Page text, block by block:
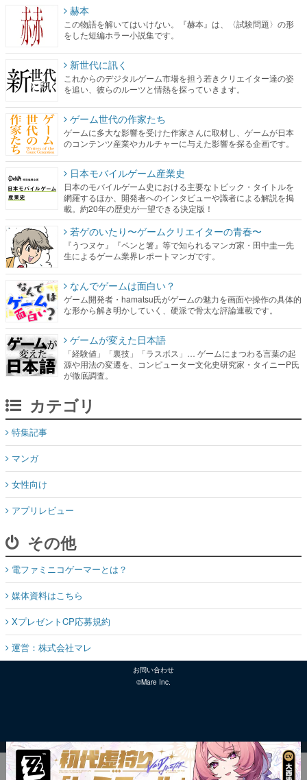
赫本
この物語を解いてはいけない。『赫本』は、〈試験問題〉の形
をした短編ホラー小説集です。
新世代に訊く
これからのデジタルゲーム市場を担う若きクリエイター達の姿
を追い、彼らのルーツと情熱を探っていきます。
ゲーム世代の作家たち
ゲームに多大な影響を受けた作家さんに取材し、ゲームが日本
のコンテンツ産業やカルチャーに与えた影響を探る企画です。
日本モバイルゲーム産業史
日本のモバイルゲーム史における主要なトピック・タイトルを
網羅するほか、開発者へのインタビューや識者による解説を掲
載。約20年の歴史が一望できる決定版！
若ゲのいたり〜ゲームクリエイターの青春〜
『うつヌケ』『ペンと箸』等で知られるマンガ家・田中圭一先
生によるゲーム業界レポートマンガです。
なんでゲームは面白い？
ゲーム開発者・hamatsu氏がゲームの魅力を画面や操作の具体的
な形から解き明かしていく、硬派で骨太な評論連載です。
ゲームが変えた日本語
「経験値」「裏技」「ラスボス」… ゲームにまつわる言葉の起
源や用法の変遷を、コンピューター文化史研究家・タイニーP氏
が徹底調査。
カテゴリ
特集記事
マンガ
女性向け
アプリレビュー
その他
電ファミニコゲーマーとは？
媒体資料はこちら
XプレゼントCP応募規約
運営：株式会社マレ
お問い合わせ
©Mare Inc.